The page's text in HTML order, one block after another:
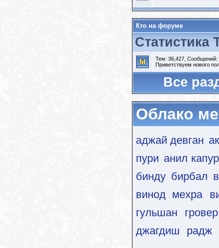
Кто на форуме
Статистика
Тем: 36,427, Сообщений:
Приветствуем нового
Все
Облако
аджай девган
пури анил капур
бинду бирбал
винод мехра
гульшан гровер
джагдиш радж